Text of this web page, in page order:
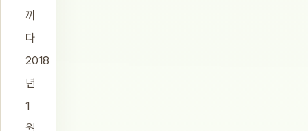
끼
다
2018
년
1
월